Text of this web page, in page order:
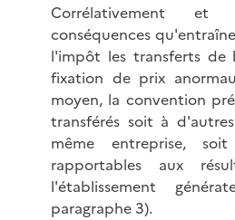
Corrélativement
conséquences
l'impôt les transferts de
fixation de prix
moyen, la convention
transférés soit à
même entreprise,
rapportables aux
l'établissement
paragraphe 3).